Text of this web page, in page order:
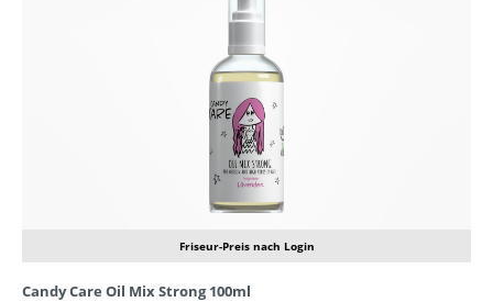
Friseur-Preis nach Login
Candy Care Oil Mix Strong 100ml